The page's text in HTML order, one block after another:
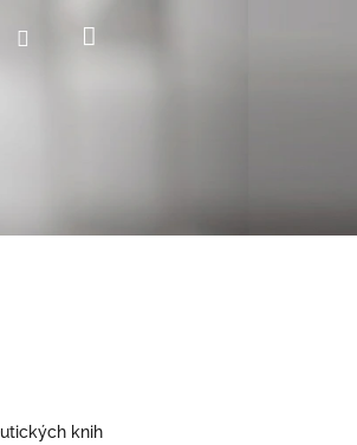
Přihlášení
knih